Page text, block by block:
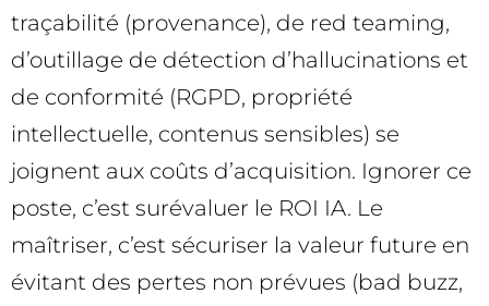
traçabilité (provenance), de red teaming,
d’outillage de détection d’hallucinations et
de conformité (RGPD, propriété
intellectuelle, contenus sensibles) se
joignent aux coûts d’acquisition. Ignorer ce
poste, c’est surévaluer le ROI IA. Le
maîtriser, c’est sécuriser la valeur future en
évitant des pertes non prévues (bad buzz,